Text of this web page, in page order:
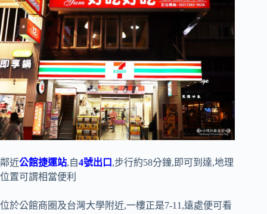
鄰近公館捷運站,自4號出口 ,步行約58分鐘,即可到達,地理
位置可謂相當便利
位於公館商圈及台灣大學附近,一樓正是7-11,遠處便可看